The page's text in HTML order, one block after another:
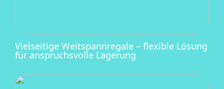
Vielseitige Weitspannregale – flexible Lösung
für anspruchsvolle Lagerung